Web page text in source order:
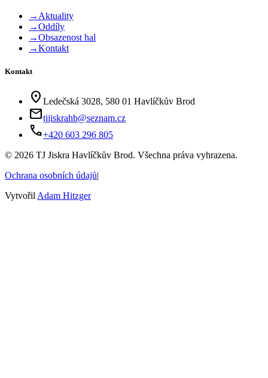
→ Aktuality
→Oddíly
→Obsazenost hal
→Kontakt
Kontakt
location_on Ledečská 3028, 580 01 Havlíčkův Brod
mailtjjiskrahb@seznam.cz
phone+420 603 296 805
© 2026 TJ Jiskra Havlíčkův Brod. Všechna práva vyhrazena.
Ochrana osobních údajů|
Vytvořil Adam Hitzger